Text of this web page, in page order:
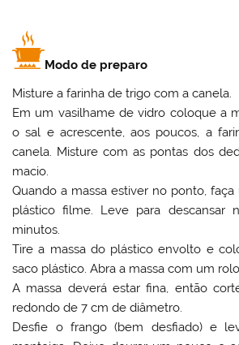
Modo de preparo
Misture a farinha de trigo com a canela.
Em um vasilhame de vidro coloque a
o sal e acrescente, aos poucos, a
canela. Misture com as pontas dos
macio.
Quando a massa estiver no ponto,
plástico filme. Leve para descansar
minutos.
Tire a massa do plástico envolto e
saco plástico. Abra a massa com um
A massa deverá estar fina, então
redondo de 7 cm de diâmetro.
Desfie o frango (bem desfiado) e